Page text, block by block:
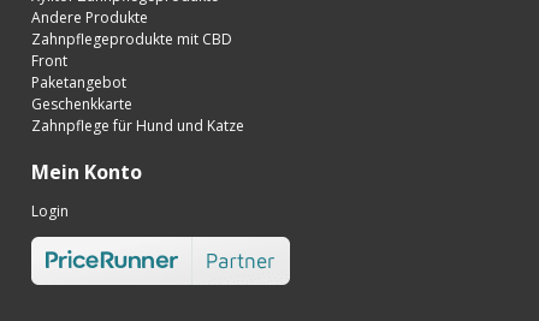
Andere Produkte
Zahnpflegeprodukte mit CBD
Front
Paketangebot
Geschenkkarte
Zahnpflege für Hund und Katze
Mein Konto
Login